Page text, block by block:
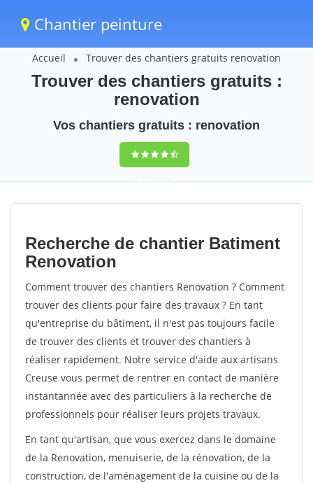
Chantier peinture
Accueil Trouver des chantiers gratuits renovation
Trouver des chantiers gratuits :
renovation
Vos chantiers gratuits : renovation
9,5(100%)70
votes
Recherche de chantier Batiment
Renovation
Comment trouver des chantiers Renovation ? Comment
trouver des clients pour faire des travaux ? En tant
qu'entreprise du bâtiment, il n'est pas toujours facile
de trouver des clients et trouver des chantiers à
réaliser rapidement. Notre service d'aide aux artisans
Creuse vous permet de rentrer en contact de manière
instantannée avec des particuliers à la recherche de
professionnels pour réaliser leurs projets travaux.
En tant qu'artisan, que vous exercez dans le domaine
de la Renovation, menuiserie, de la rénovation, de la
construction, de l'aménagement de la cuisine ou de la